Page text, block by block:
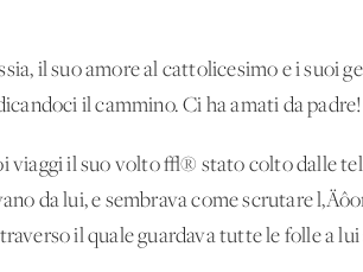
il suo amore al cattolicesimo e i
il cammino. Ci ha amati da padre!
viaggi il suo volto √® stato colto dalle
da lui, e sembrava come scrutare
il quale guardava tutte le folle a lui